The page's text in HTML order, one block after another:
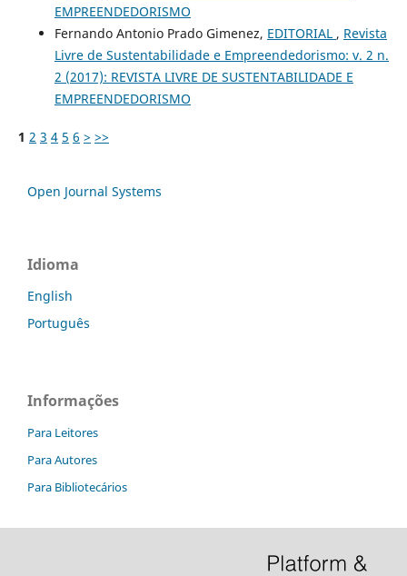
EMPREENDEDORISMO
Fernando Antonio Prado Gimenez, EDITORIAL , Revista
Livre de Sustentabilidade e Empreendedorismo: v. 2 n.
2 (2017): REVISTA LIVRE DE SUSTENTABILIDADE E
EMPREENDEDORISMO
1 2 3 4 5 6 > >>
Open Journal Systems
Idioma
English
Português
Informações
Para Leitores
Para Autores
Para Bibliotecários